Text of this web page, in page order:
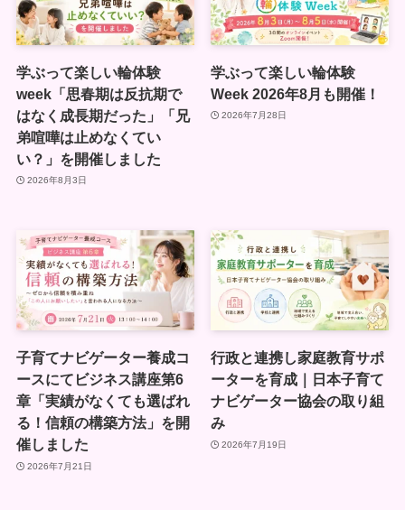
学ぶって楽しい輪体験
week「思春期は反抗期で
はなく成長期だった」「兄
弟喧嘩は止めなくてい
い？」を開催しました
2026年8月3日
学ぶって楽しい輪体験
Week 2026年8月も開催！
2026年7月28日
子育てナビゲーター養成コ
ースにてビジネス講座第6
章「実績がなくても選ばれ
る！信頼の構築方法」を開
催しました
2026年7月21日
行政と連携し家庭教育サポ
ーターを育成｜日本子育て
ナビゲーター協会の取り組
み
2026年7月19日